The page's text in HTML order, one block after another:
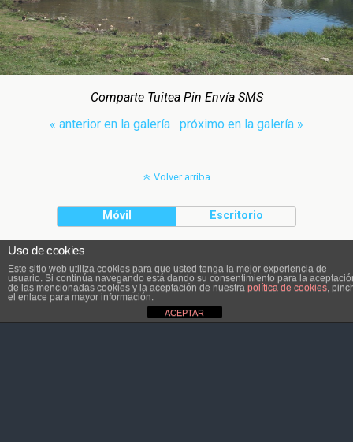
Comparte Tuitea Pin Envía SMS
« anterior en la galería
próximo en la galería »
Volver arriba
Móvil Escritorio
El contenido pertenece a Atletaviajero.info
Uso de cookies
Este sitio web utiliza cookies para que usted tenga la mejor experiencia de
usuario. Si continúa navegando está dando su consentimiento para la
de las mencionadas cookies y la aceptación de nuestra política de cookies ,
el enlace para mayor información.
ACEPTAR